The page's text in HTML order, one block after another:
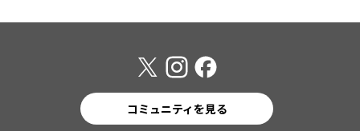
コミュニティを見る